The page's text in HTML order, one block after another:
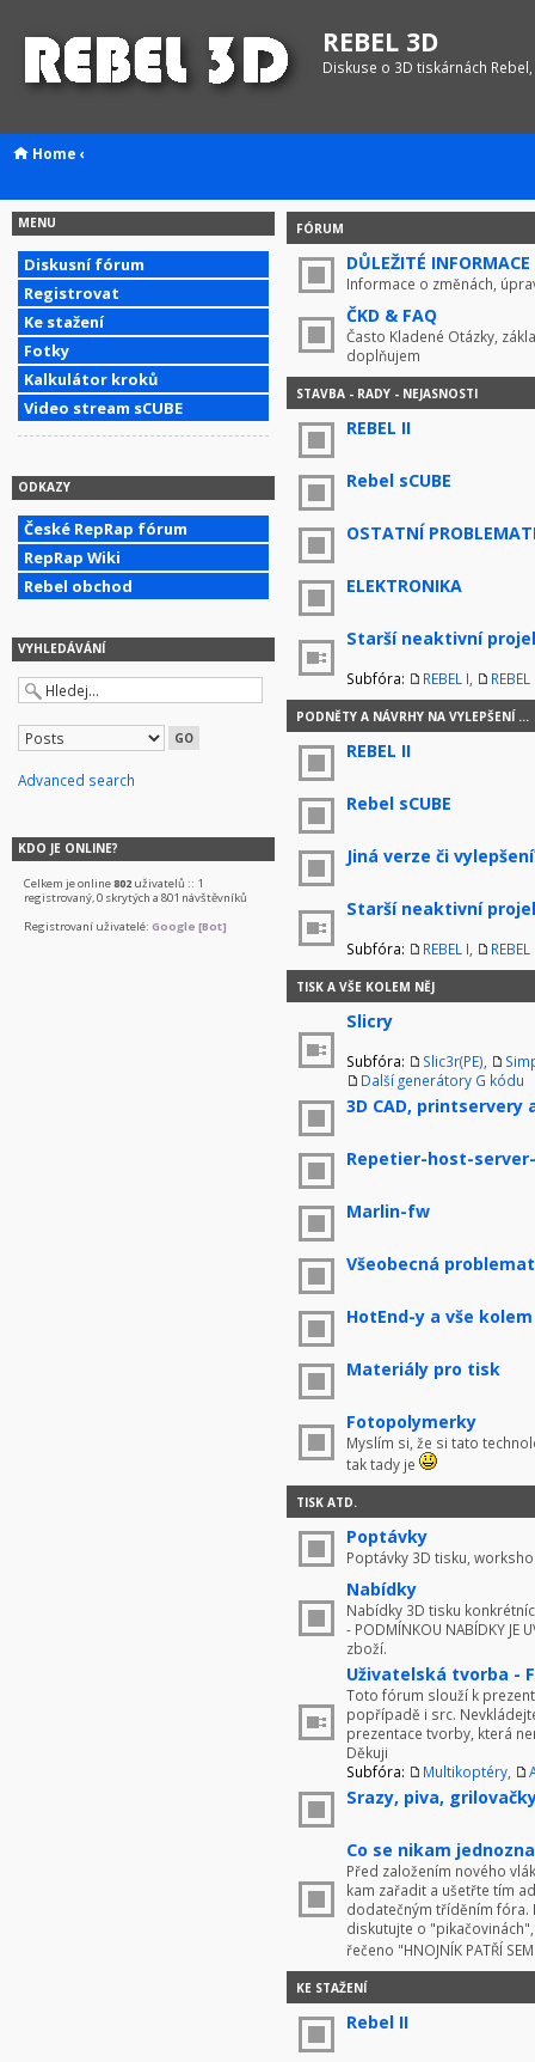
REBEL 3D
Diskuse o 3D tiskárnách
Home ‹
MENU
Diskusní fórum
Registrovat
Ke stažení
Fotky
Kalkulátor kroků
Video stream sCUBE
ODKAZY
České RepRap fórum
RepRap Wiki
Rebel obchod
VYHLEDÁVÁNÍ
Advanced search
KDO JE ONLINE?
Celkem je online802 uživatelů :: 1
registrovaný, 0 skrytých a 801 návštěvníků
Registrovaní uživatelé: Google [Bot]
FÓRUM
DŮLEŽITÉ INFORMACE
Informace o změnách,
ČKD & FAQ
Často Kladené Otázky,
doplňujem
STAVBA - RADY - NEJASNOSTI
REBEL II
Rebel sCUBE
OSTATNÍ
ELEKTRONIKA
Starší neaktivní
Subfóra: REBEL I REBEL
PODNĚTY A NÁVRHY NA VYLEPŠENÍ ...
REBEL II
Rebel sCUBE
Jiná verze či
Starší neaktivní
Subfóra: REBEL I REBEL
TISK A VŠE KOLEM NĚJ
Slicry
Subfóra: Slic3r(PE)
Další generátory G kódu
3D CAD, printservery
Repetier-host-
Marlin-fw
Všeobecná
HotEnd-y a vše kolem
Materiály pro tisk
Fotopolymerky
Myslím si, že si tato
tak tady je
TISK ATD.
Poptávky
Poptávky 3D tisku,
Nabídky
Nabídky 3D tisku
- PODMÍNKOU NABÍDKY JE
zboží.
Uživatelská tvorba -
Toto fórum slouží k
popřípadě i src.
prezentace tvorby, která
Děkuji
Subfóra:
Multikoptéry
Srazy, piva,
Co se nikam
Před založením nového
kam zařadit a ušetřte tím
dodatečným tříděním fóra.
diskutujte o
řečeno "HNOJNÍK PATŘÍ
KE STAŽENÍ
Rebel II